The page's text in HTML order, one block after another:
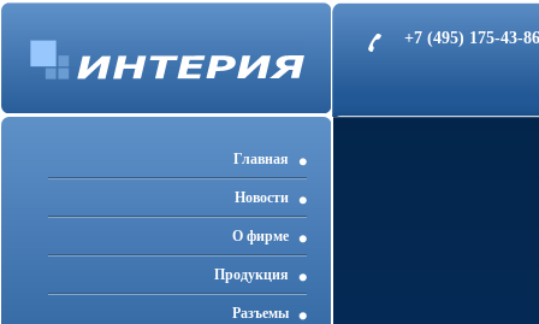
+7 (495) 175-43-
Главная
Новости
О фирме
Продукция
Разъемы